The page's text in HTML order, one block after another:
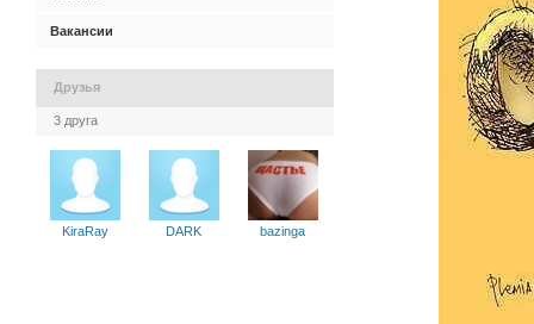
Вакансии
Друзья
3 друга
KiraRay DARK bazinga